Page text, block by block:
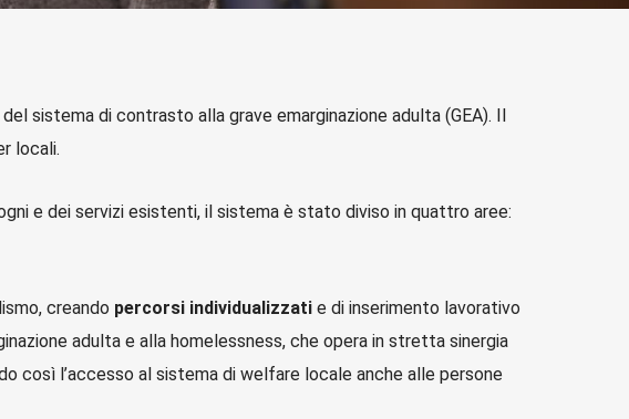
sistema di contrasto alla grave emarginazione adulta (GEA). Il
locali.
e dei servizi esistenti, il sistema è stato diviso in quattro aree:
creando percorsi individualizzati e di inserimento lavorativo
adulta e alla homelessness, che opera in stretta sinergia
così l’accesso al sistema di welfare locale anche alle persone